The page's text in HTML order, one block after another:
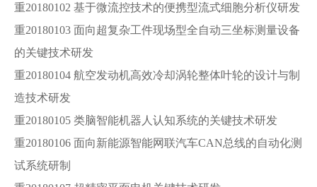
重20180102 基于微流控技术的便携型流式细胞分析仪研发
重20180103 面向超复杂工件现场型全自动三坐标测量设备
的关键技术研发
重20180104 航空发动机高效冷却涡轮整体叶轮的设计与制
造技术研发
重20180105 类脑智能机器人认知系统的关键技术研发
重20180106 面向新能源智能网联汽车CAN总线的自动化测
试系统研制